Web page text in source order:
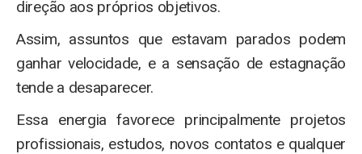
direção aos próprios objetivos.
Assim, assuntos que estavam parados podem
ganhar velocidade, e a sensação de estagnação
tende a desaparecer.
Essa energia favorece principalmente projetos
profissionais, estudos, novos contatos e qualquer